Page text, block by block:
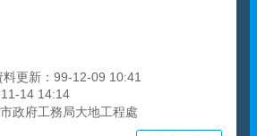
料更新：99-12-09 10:41
14 14:14
政府工務局大地工程處